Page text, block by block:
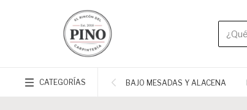
CATEGORÍAS BAJO MESADAS Y ALACENA